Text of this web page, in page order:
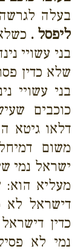
בעלה
ליפסל .
בני עשויי
שלא כדין
בני עשויי
כוכבים
דלאו גיטא
משום
ישראל נמי
מעליא הוא:
דישראל לא
כדין
נמי לא